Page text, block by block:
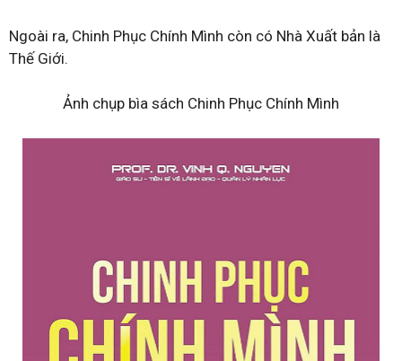
Ngoài ra, Chinh Phục Chính Mình còn có Nhà Xuất bản là
Thế Giới.
Ảnh chụp bìa sách Chinh Phục Chính Mình